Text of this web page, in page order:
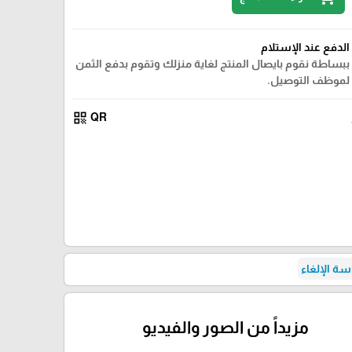
الدفع عند الإستلام
ببساطة نقوم بايصال المنتج لغاية منزلك وتقوم بدفع الثمن
لموظف التوصيل.
QR
qr_code
الإلغاء
مزيداً من الصور والفيديو